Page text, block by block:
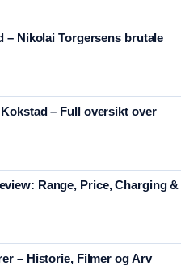
– Nikolai Torgersens brutale
– Full oversikt over
Range, Price, Charging &
– Historie, Filmer og Arv